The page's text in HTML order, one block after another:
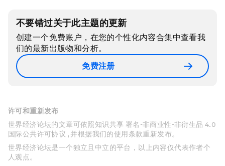
不要错过关于此主题的更新
创建一个免费账户，在您的个性化内容合集中查看我
们的最新出版物和分析。
免费注册
许可和重新发布
世界经济论坛的文章可依照知识共享 署名-非商业性-非衍生品 4.0
国际公共许可协议 , 并根据我们的使用条款重新发布。
世界经济论坛是一个独立且中立的平台，以上内容仅代表作者个
人观点。